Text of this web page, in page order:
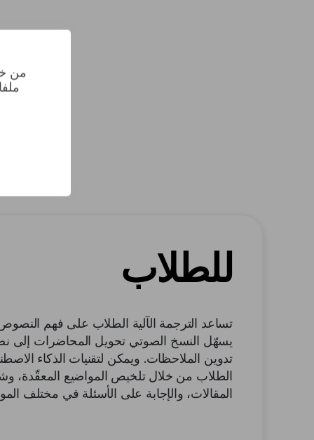
من
للطلاب
تساعد الترجمة الآلية الطلاب على فهم النصوص
يسهّل النسخ الصوتي تحويل المحاضرات إلى
تدوين الملاحظات. ويمكن لتقنيات الذكاء
الطلاب من خلال تلخيص المواضيع المعقّدة،
المقالات، والإجابة على الأسئلة في مختلف